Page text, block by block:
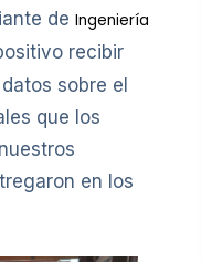
de Ingeniería
recibir
sobre el
que los
en los